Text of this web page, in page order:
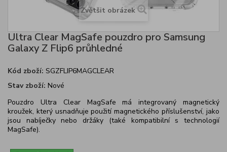
Zvětšit obrázek
Ultra Clear MagSafe pouzdro pro Samsung
Galaxy Z Flip6 průhledné
Kód zboží: SGZFLIP6MAGCLEAR
Stav zboží: Nové
Pouzdro Ultra Clear MagSafe má integrovaný magnetický
kroužek, který usnadňuje použití magnetického příslušenství, jako
jsou nabíječky nebo držáky (také kompatibilní s technologií
MagSafe).